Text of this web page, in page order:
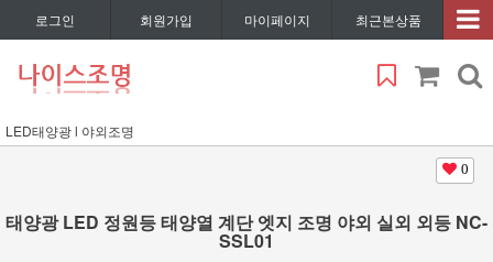
로그인 회원가입 마이페이지 최근본상품
LED태양광 l 야외조명
0
태양광 LED 정원등 태양열 계단 엣지 조명 야외 실외 외등 NC-
SSL01